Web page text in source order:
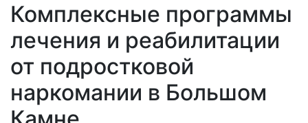
Комплексные программы
лечения и реабилитации
от подростковой
наркомании в Большом